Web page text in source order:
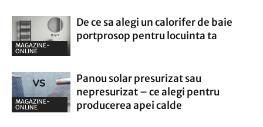
MAGAZINE-
ONLINE
De ce sa alegi un calorifer de baie
portprosop pentru locuinta ta
MAGAZINE-
ONLINE
Panou solar presurizat sau
nepresurizat – ce alegi pentru
producerea apei calde